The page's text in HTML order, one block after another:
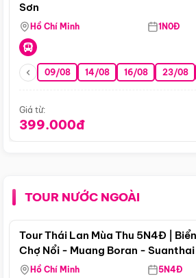
Sơn
Hồ Chí Minh 1N0Đ
09/08 14/08 16/08 23/08
Giá từ:
399.000đ
TOUR NƯỚC NGOÀI
Tour Thái Lan Mùa Thu 5N4Đ |
Chợ Nổi - Muang Boran -
Airlines)
Hồ Chí Minh 5N4Đ